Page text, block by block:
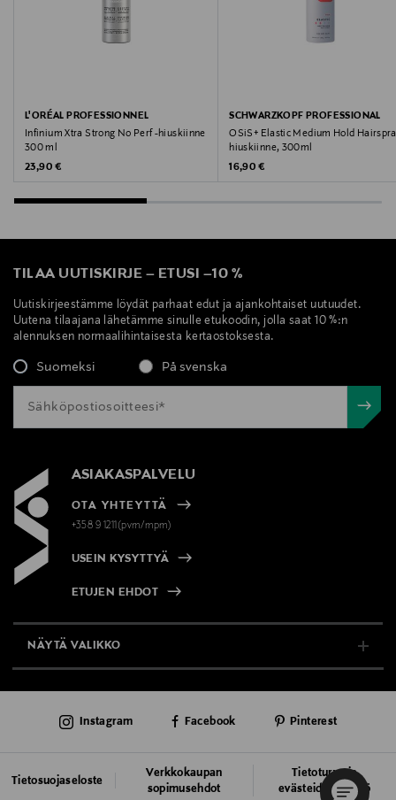
L'ORÉAL PROFESSIONNEL
Infinium Xtra Strong No Perf -hiuskiinne
300 ml
Original Price
23,90 €
SCHWARZKOPF PROFESSIONAL
OSiS+ Elastic Medium Hold
hiuskiinne, 300ml
Original Price
16,90 €
TILAA UUTISKIRJE – ETUSI –10 %
Uutiskirjeestämme löydät parhaat edut ja ajankohtaiset uutuudet.
Uutena tilaajana lähetämme sinulle etukoodin, jolla saat 10 %:n
alennuksen normaalihintaisesta kertaostoksesta.
Suomeksi På svenska
ASIAKASPALVELU
OTA YHTEYTTÄ
+358 9 1211(pvm/mpm)
USEIN KYSYTTYÄ
ETUJEN EHDOT
NÄYTÄ VALIKKO
AJANKOHTAISTA
Tietosuojaseloste
Verkkokaupan
sopimusehdot
Tietoturva ja
evästeiden käyttö
Instagram Facebook Pinterest